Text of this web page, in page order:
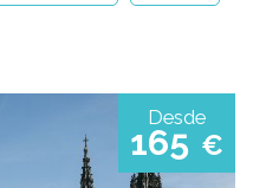
Desde
165 €